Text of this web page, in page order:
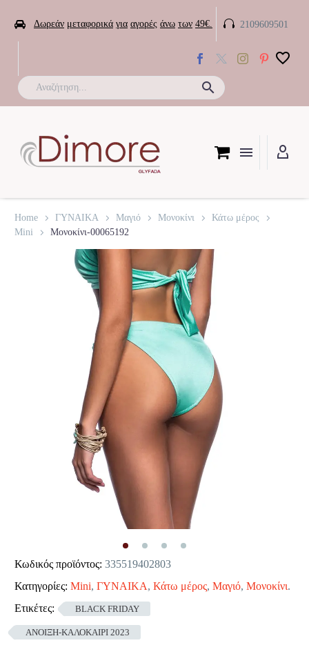
 Δωρεάν μεταφορικά για αγορές άνω των 49€. 
 2109609501
Home ΓΥΝΑΙΚΑ Μαγιό Μονοκίνι
Κάτω μέρος
Mini
Μονοκίνι-00065192
Κωδικός προϊόντος: 335519402803
Κατηγορίες: Mini, ΓΥΝΑΙΚΑ, Κάτω μέρος, Μαγιό, Μονοκίνι.
Ετικέτες:
BLACK FRIDAY
ΑΝΟΙΞΗ-ΚΑΛΟΚΑΙΡΙ 2023